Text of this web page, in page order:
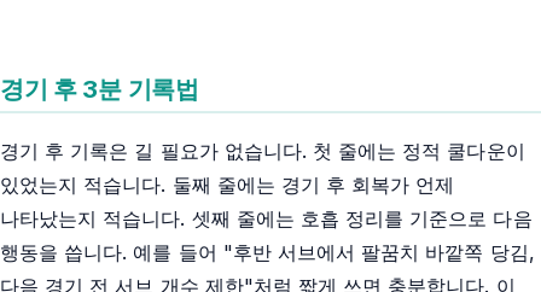
경기 후 3분 기록법
경기 후 기록은 길 필요가 없습니다. 첫 줄에는 정적 쿨다운이
있었는지 적습니다. 둘째 줄에는 경기 후 회복가 언제
나타났는지 적습니다. 셋째 줄에는 호흡 정리를 기준으로 다음
행동을 씁니다. 예를 들어 "후반 서브에서 팔꿈치 바깥쪽 당김,
다음 경기 전 서브 개수 제한"처럼 짧게 쓰면 충분합니다. 이